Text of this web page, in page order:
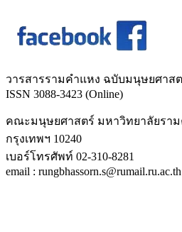
วารสารรามคำแหง ฉบับมนุษยศาส
ISSN 3088-3423 (Online)
คณะมนุษยศาสตร์ มหาวิทยาลัยรา
กรุงเทพฯ 10240
เบอร์โทรศัพท์ 02-310-8281
email : rungbhassorn.s@rumail.ru.ac.th